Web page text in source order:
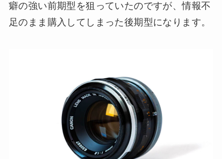
癖の強い前期型を狙っていたのですが、情報不
足のまま購入してしまった後期型になります。